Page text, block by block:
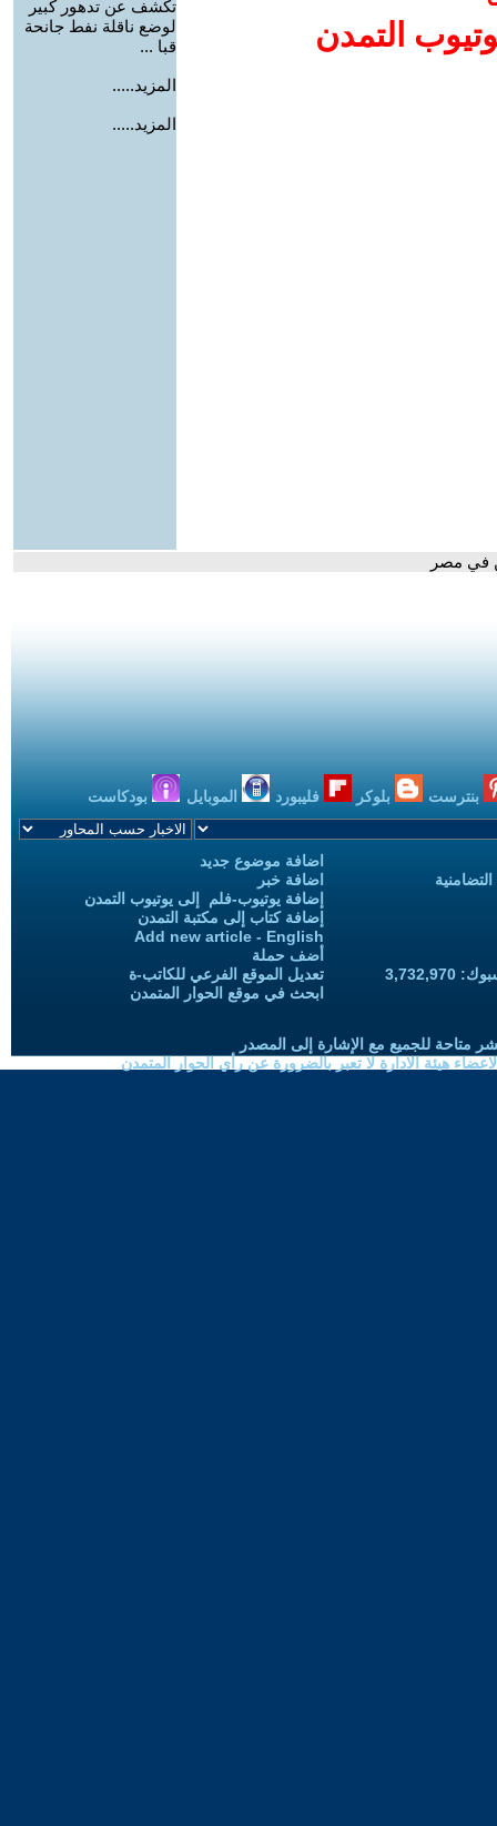
التمدن
تكشف عن تدهور كبير
لوضع ناقلة نفط جانحة
قبا ...
المزيد.....
المزيد.....
في مصر
بنترست بلوكر فليبورد الموبايل بودكاست
اضافة موضوع جديد
اضافة خبر
إضافة يوتيوب-فلم إلى يوتيوب التمدن
إضافة كتاب إلى مكتبة التمدن
Add new article - English
أضف حملة
تعديل الموقع الفرعي للكاتب-ة
ابحث في موقع الحوار المتمدن
متاحة للجميع مع الإشارة إلى المصدر
هيئة الادارة لا تعبر بالضرورة عن رأي الحوار المتمدن